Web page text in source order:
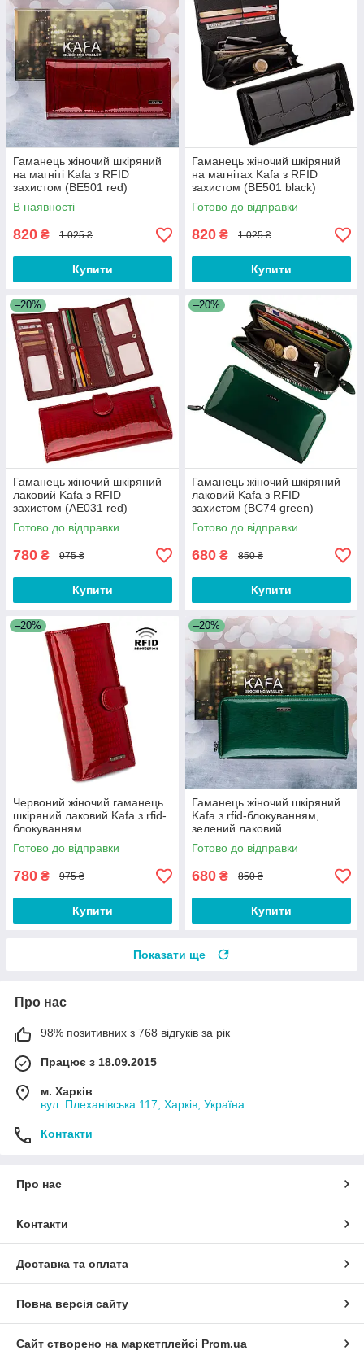
Гаманець жіночий шкіряний
на магніті Kafa з RFID
захистом (BE501 red)
В наявності
820 ₴ 1 025 ₴
Купити
Гаманець жіночий шкіряний
на магнітах Kafa з RFID
захистом (BE501 black)
Готово до відправки
820 ₴ 1 025 ₴
Купити
–20%
Гаманець жіночий шкіряний
лаковий Kafa з RFID
захистом (AE031 red)
Готово до відправки
780 ₴ 975 ₴
Купити
–20%
Гаманець жіночий шкіряний
лаковий Kafa з RFID
захистом (BC74 green)
Готово до відправки
680 ₴ 850 ₴
Купити
–20%
Червоний жіночий гаманець
шкіряний лаковий Kafa з rfid-
блокуванням
Готово до відправки
780 ₴ 975 ₴
Купити
–20%
Гаманець жіночий шкіряний
Kafa з rfid-блокуванням,
зелений лаковий
Готово до відправки
680 ₴ 850 ₴
Купити
Показати ще
Про нас
98% позитивних з 768 відгуків за рік
Працює з 18.09.2015
м. Харків
вул. Плеханівська 117, Харків, Україна
Контакти
Про нас
Контакти
Доставка та оплата
Повна версія сайту
Сайт створено на маркетплейсі Prom.ua